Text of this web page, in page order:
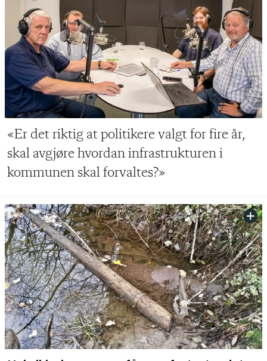
«Er det riktig at politikere valgt for fire år,
skal avgjøre hvordan infrastrukturen i
kommunen skal forvaltes?»